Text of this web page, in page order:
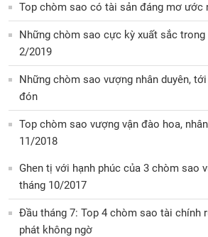
Top chòm sao có tài sản đáng mơ ước
Những chòm sao cực kỳ xuất sắc
2/2019
Những chòm sao vượng nhân duyên,
đón
Top chòm sao vượng vận đào hoa,
11/2018
Ghen tị với hạnh phúc của 3 chòm sao
tháng 10/2017
Đầu tháng 7: Top 4 chòm sao tài chính
phát không ngờ